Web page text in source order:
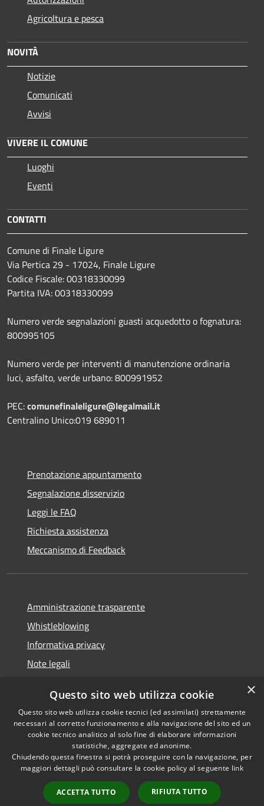
Agricoltura e pesca
NOVITÀ
Notizie
Comunicati
Avvisi
VIVERE IL COMUNE
Luoghi
Eventi
CONTATTI
Comune di Finale Ligure
Via Pertica 29 - 17024, Finale Ligure
Codice Fiscale: 00318330099
Partita IVA: 00318330099
Numero verde segnalazioni guasti acquedotto o fognatura:
800995105
Numero verde per interventi di manutenzione ordinaria
luci, asfalto, verde urbano: 800991952
PEC:comunefinaleligure@legalmail.it
Centralino Unico:019 689011
Prenotazione appuntamento
Segnalazione disservizio
Leggi le FAQ
Richiesta assistenza
Meccanismo di Feedback
Amministrazione trasparente
Whistleblowing
Informativa privacy
Note legali
Segnalazioni di inaccessibilità
RSS
Accessibilità
Copyright © 2026 • Comune di
Finale Ligure • Powered by
Municipium•
Accesso
×
Questo sito web utilizza cookie
Questo sito web utilizza cookie tecnici (ed assimilati) strettamente
necessari al corretto funzionamento e alla navigazione del sito ed un
cookie tecnico analitico al solo fine di elaborare informazioni
statistiche, aggregate ed anonime.
Chiudendo questa finestra si potrà proseguire con la navigazione, per
maggiori dettagli può consultare la cookie policy al seguente link
ACCETTA TUTTO RIFIUTA TUTTO